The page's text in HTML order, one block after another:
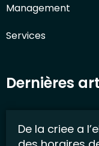
Management
Services
Dernières
De la criee a